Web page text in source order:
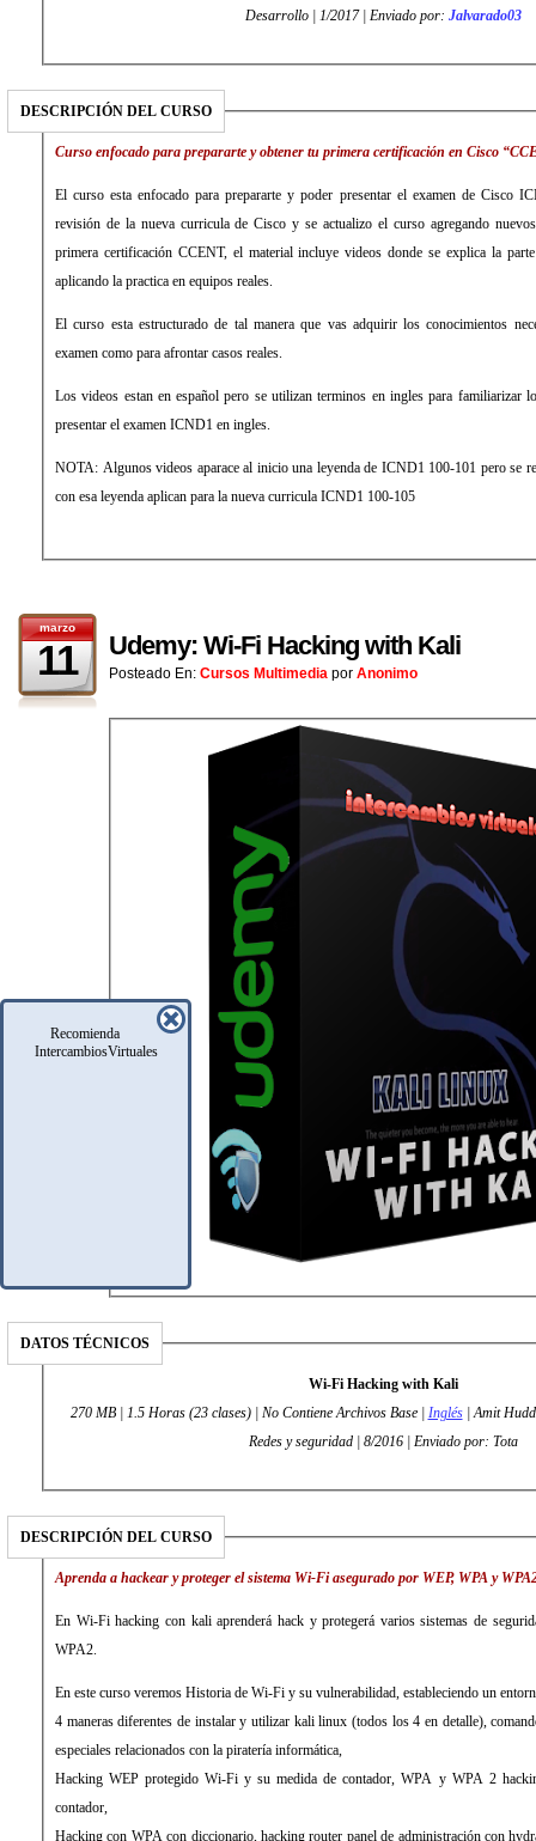
Recomienda
IntercambiosVirtuales
Desarrollo | 1/2017 | Enviado por: Jalvarado03
DESCRIPCIÓN DEL CURSO
Curso enfocado para prepararte y obtener tu primera certificación en Cisco
El curso esta enfocado para prepararte y poder presentar el examen de Cisco ICND1 100-105. Se
revisión de la nueva curricula de Cisco y se actualizo el curso agregando
primera certificación CCENT, el material incluye videos donde se explica la
aplicando la practica en equipos reales.
El curso esta estructurado de tal manera que vas adquirir los conocimientos
examen como para afrontar casos reales.
Los videos estan en español pero se utilizan terminos en ingles para familiarizar
presentar el examen ICND1 en ingles.
NOTA: Algunos videos aparace al inicio una leyenda de ICND1 100-101 pero se
con esa leyenda aplican para la nueva curricula ICND1 100-105
marzo
11 Udemy: Wi-Fi Hacking with Kali
Posteado En: Cursos Multimedia por Anonimo
DATOS TÉCNICOS
Wi-Fi Hacking with Kali
270 MB | 1.5 Horas (23 clases) | No Contiene Archivos Base | Inglés
| Amit
Redes y seguridad | 8/2016 | Enviado por: Tota
DESCRIPCIÓN DEL CURSO
Aprenda a hackear y proteger el sistema Wi-Fi asegurado por WEP, WPA y
En Wi-Fi hacking con kali aprenderá hack y protegerá varios sistemas de
WPA2.
En este curso veremos Historia de Wi-Fi y su vulnerabilidad, estableciendo un
4 maneras diferentes de instalar y utilizar kali linux (todos los 4 en detalle),
especiales relacionados con la piratería informática,
Hacking WEP protegido Wi-Fi y su medida de contador, WPA y WPA 2
contador,
Hacking con WPA con diccionario, hacking router panel de administración con